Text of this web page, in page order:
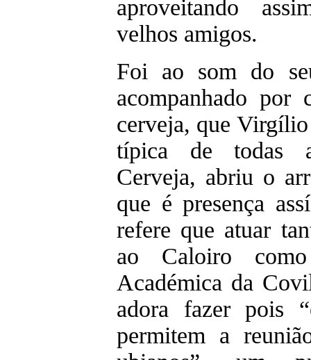
aproveitando
velhos amigos.
Foi ao som do
acompanhado por
cerveja, que
típica de todas
Cerveja, abriu o
que é presença
refere que atuar
ao Caloiro
Académica da
adora fazer pois
permitem a